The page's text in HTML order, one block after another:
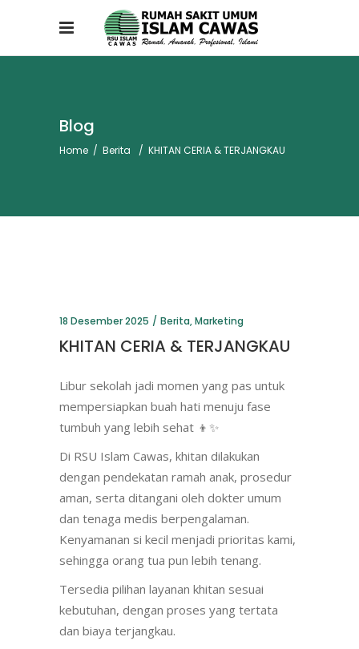
Blog
Home / Berita / KHITAN CERIA & TERJANGKAU
18 Desember 2025 Berita,Marketing
KHITAN CERIA & TERJANGKAU
Libur sekolah jadi momen yang pas untuk
mempersiapkan buah hati menuju fase
tumbuh yang lebih sehat 👦✨
Di RSU Islam Cawas, khitan dilakukan
dengan pendekatan ramah anak, prosedur
aman, serta ditangani oleh dokter umum
dan tenaga medis berpengalaman.
Kenyamanan si kecil menjadi prioritas kami,
sehingga orang tua pun lebih tenang.
Tersedia pilihan layanan khitan sesuai
kebutuhan, dengan proses yang tertata
dan biaya terjangkau.